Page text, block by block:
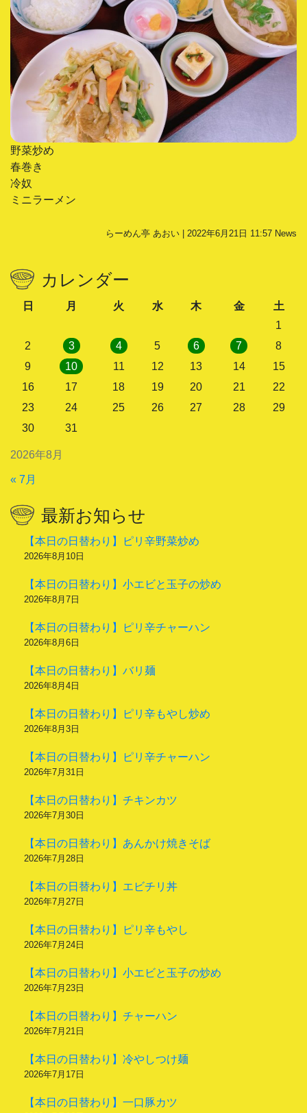
野菜炒め
春巻き
冷奴
ミニラーメン
らーめん亭 あおい | 2022年6月21日 11:57 News
カレンダー
2026年8月
日 月 火 水 木 金
土
1
2
3 4 5 6 7
8
9
10 11 12 13 14
15
16
17 18 19 20 21
22
23
24 25 26 27 28
29
30
31
« 7月
最新お知らせ
【本日の日替わり】ピリ辛野菜炒め
2026年8月10日
【本日の日替わり】小エビと玉子の炒め
2026年8月7日
【本日の日替わり】ピリ辛チャーハン
2026年8月6日
【本日の日替わり】バリ麺
2026年8月4日
【本日の日替わり】ピリ辛もやし炒め
2026年8月3日
【本日の日替わり】ピリ辛チャーハン
2026年7月31日
【本日の日替わり】チキンカツ
2026年7月30日
【本日の日替わり】あんかけ焼きそば
2026年7月28日
【本日の日替わり】エビチリ丼
2026年7月27日
【本日の日替わり】ピリ辛もやし
2026年7月24日
【本日の日替わり】小エビと玉子の炒め
2026年7月23日
【本日の日替わり】チャーハン
2026年7月21日
【本日の日替わり】冷やしつけ麺
2026年7月17日
【本日の日替わり】一口豚カツ